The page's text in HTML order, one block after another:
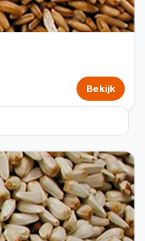
Bekijk